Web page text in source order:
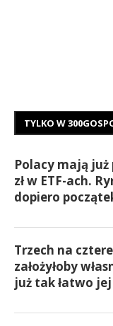
TYLKO W
Polacy mają
zł w ETF-ach.
dopiero
Trzech na
założyłoby
już tak łatwo